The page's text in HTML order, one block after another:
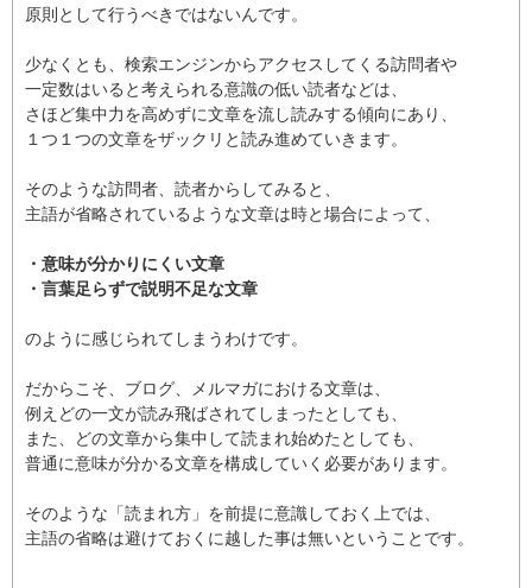
原則として行うべきではないんです。
少なくとも、検索エンジンからアクセスしてくる訪問者や
一定数はいると考えられる意識の低い読者などは、
さほど集中力を高めずに文章を流し読みする傾向にあり、
１つ１つの文章をザックリと読み進めていきます。
そのような訪問者、読者からしてみると、
主語が省略されているような文章は時と場合によって、
・意味が分かりにくい文章
・言葉足らずで説明不足な文章
のように感じられてしまうわけです。
だからこそ、ブログ、メルマガにおける文章は、
例えどの一文が読み飛ばされてしまったとしても、
また、どの文章から集中して読まれ始めたとしても、
普通に意味が分かる文章を構成していく必要があります。
そのような「読まれ方」を前提に意識しておく上では、
主語の省略は避けておくに越した事は無いということです。